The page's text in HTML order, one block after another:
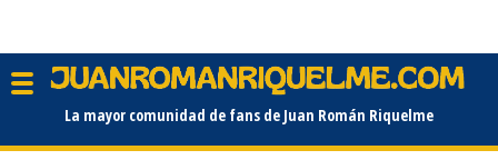
La mayor comunidad de fans de Juan Román Riquelme